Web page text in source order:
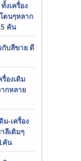
งเครื่อง
ดนๆหลาก
คัน
กับสีขาย ดี
รื่องเดิม
กหลาย
ม-เครื่อง
ลีเดิมๆ
คัน